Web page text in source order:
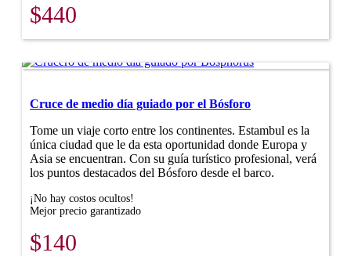
$440
Cruce de medio día guiado por el Bósforo
Tome un viaje corto entre los continentes. Estambul es la
única ciudad que le da esta oportunidad donde Europa y
Asia se encuentran. Con su guía turístico profesional, verá
los puntos destacados del Bósforo desde el barco.
¡No hay costos ocultos!
Mejor precio garantizado
$140